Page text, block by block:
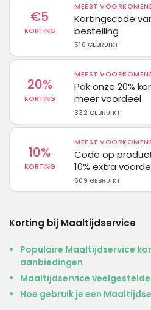
€5
KORTING
MEEST
Kortingscode
bestelling
510 GEBRUIKT
20%
KORTING
MEEST
Pak onze 20%
meer voordeel
332 GEBRUIKT
10%
KORTING
MEEST
Code op
10% extra
509 GEBRUIKT
Korting bij Maaltijdservice
Populaire Maaltijdservice
aanbiedingen
Maaltijdservice
Hoe gebruik je een